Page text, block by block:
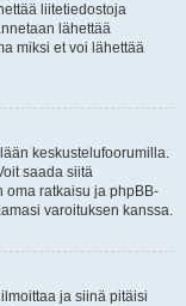
liitetiedostoja
lähettää
miksi et voi lähettää
keskustelufoorumilla.
saada siitä
oma ratkaisu ja phpBB-
varoituksen kanssa.
ja siinä pitäisi